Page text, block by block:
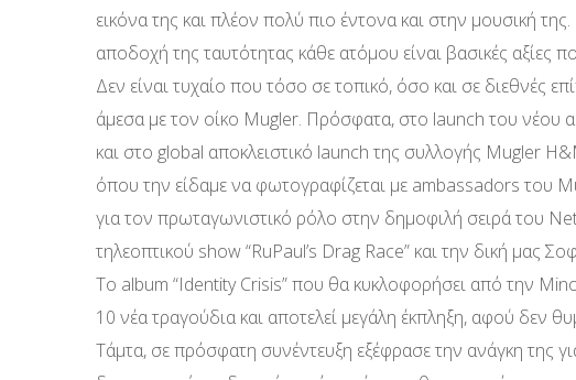
εικόνα της και πλέον πολύ πιο έντονα και στην μουσική
αποδοχή της ταυτότητας κάθε ατόμου είναι βασικές αξίες
Δεν είναι τυχαίο που τόσο σε τοπικό, όσο και σε διεθνές
άμεσα με τον οίκο Mugler. Πρόσφατα, στο launch του νέου
και στο global αποκλειστικό launch της συλλογής Mugler
όπου την είδαμε να φωτογραφίζεται με ambassadors του
για τον πρωταγωνιστικό ρόλο στην δημοφιλή σειρά του
τηλεοπτικού show “RuPaul’s Drag Race” και την δική μας
Το album “Identity Crisis” που θα κυκλοφορήσει από την
10 νέα τραγούδια και αποτελεί μεγάλη έκπληξη, αφού δεν
Τάμτα, σε πρόσφατη συνέντευξη εξέφρασε την ανάγκη της